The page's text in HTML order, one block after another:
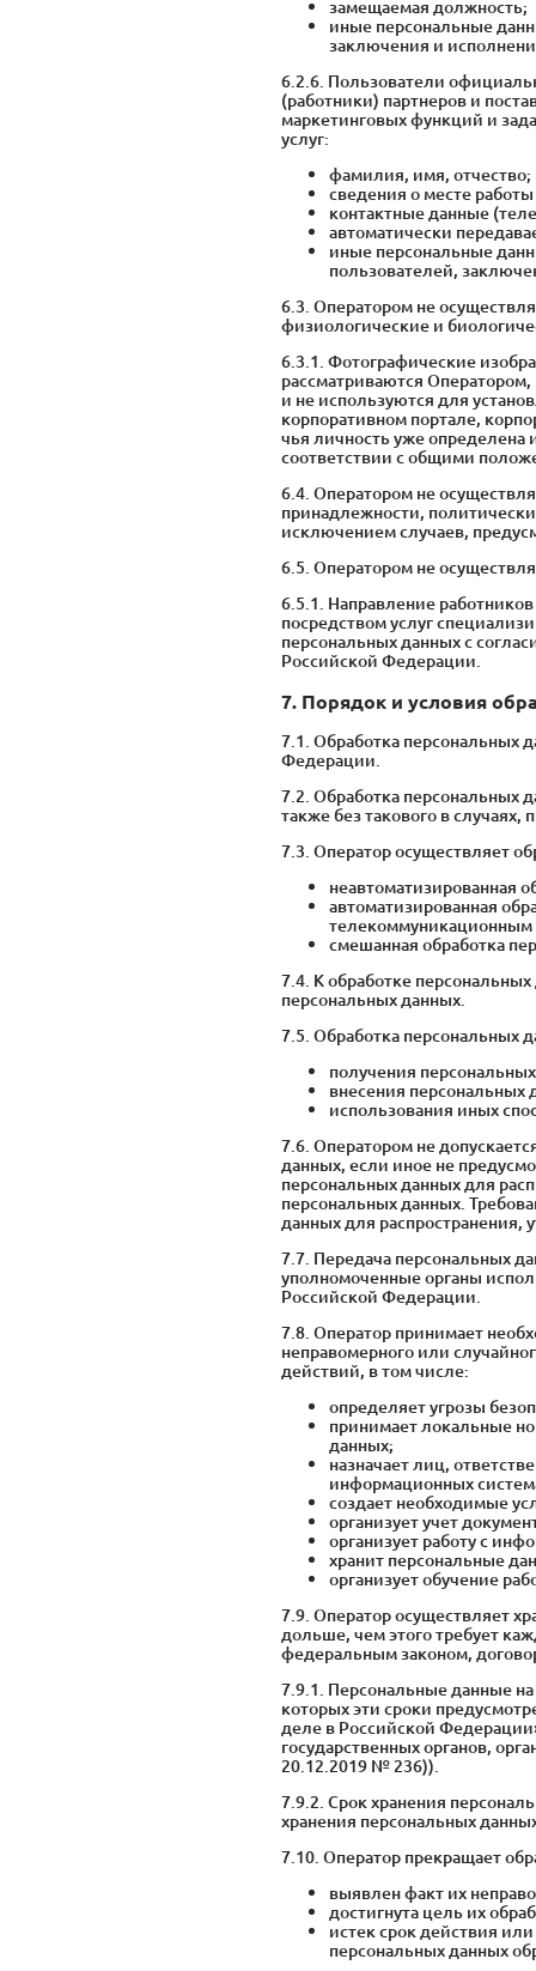
замещаемая должность;
иные персональные
заключения и
6.2.6. Пользователи
(работники) партнеров и
маркетинговых функций и
услуг:
фамилия, имя, отчество;
сведения о месте
контактные данные
автоматически
иные персональные
пользователей,
6.3. Оператором не
физиологические и
6.3.1. Фотографические
рассматриваются
и не используются для
корпоративном портале,
чья личность уже определена
соответствии с общими
6.4. Оператором не
принадлежности,
исключением случаев,
6.5. Оператором не
6.5.1. Направление
посредством услуг
персональных данных с
Российской Федерации.
7. Порядок и условия
7.1. Обработка персональных
Федерации.
7.2. Обработка персональных
также без такового в
7.3. Оператор осуществляет
неавтоматизированная
автоматизированная
телекоммуникационным
смешанная обработка
7.4. К обработке
персональных данных.
7.5. Обработка персональных
получения
внесения
использования иных
7.6. Оператором не
данных, если иное не
персональных данных для
персональных данных.
данных для
7.7. Передача персональных
уполномоченные органы
Российской Федерации.
7.8. Оператор принимает
неправомерного или
действий, в том числе:
определяет угрозы
принимает локальные
данных;
назначает лиц,
информационных
создает необходимые
организует учет
организует работу с
хранит персональные
организует обучение
7.9. Оператор осуществляет
дольше, чем этого требует
федеральным законом,
7.9.1. Персональные данные
которых эти сроки
деле в Российской
государственных органов,
20.12.2019 № 236)).
7.9.2. Срок хранения
хранения персональных
7.10. Оператор прекращает
выявлен факт их
достигнута цель их
истек срок действия
персональных данных